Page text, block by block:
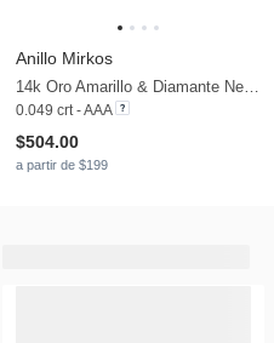
Anillo Mirkos
0.049 crt - AAA
$504.00
a partir de $199